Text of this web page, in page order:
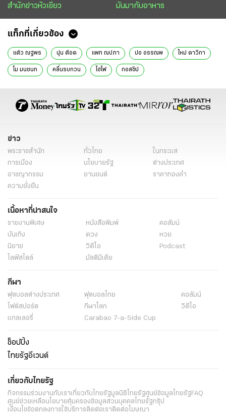
สำนักข่าวหัวเขียว มันมากับอาหาร
แท็กที่เกี่ยวข้อง
แต้ว ณฐพร นุ่น ต๊อด แพท ณปภา ปอ อรรณพ ใหม่ ดาวิกา
โม มนชนก คลื่นรบกวน ไฮไฟ กอสซิป
ข่าว
พระราชสำนัก ทั่วไทย
ในกระแส
การเมือง
นโยบายรัฐ
ต่างประเทศ
อาชญากรรม
ยานยนต์
ราคาทองคำ
ความยั่งยืน
เนื้อหาที่น่าสนใจ
รายงานพิเศษ หนังสือพิมพ์
คอลัมน์
บันเทิง
ดวง
หวย
นิยาย
วิดีโอ
Podcast
ไลฟ์สไตล์
มัลติมีเดีย
กีฬา
ฟุตบอลต่่างประเทศ ฟุตบอลไทย
คอลัมน์
ไฟต์สปอร์ต
กีฬาโลก
วิดีโอ
แกลเลอรี่
Carabao 7-a-Side Cup
ช็อปปิ้ง
ไทยรัฐอีเวนต์
เกี่ยวกับไทยรัฐ
กิจกรรมร่วมงานกับเราเกี่ยวกับไทยรัฐมูลนิธิไทยรัฐศูนย์ข้อมูลไทยรัฐFAQ
ศูนย์ช่วยเหลือนโยบายคุ้มครองข้อมูลส่วนบุคคลไทยรัฐกรุ๊ป
เงื่อนไขข้อตกลงการใช้บริการติดต่อเราติดต่อโฆษณา